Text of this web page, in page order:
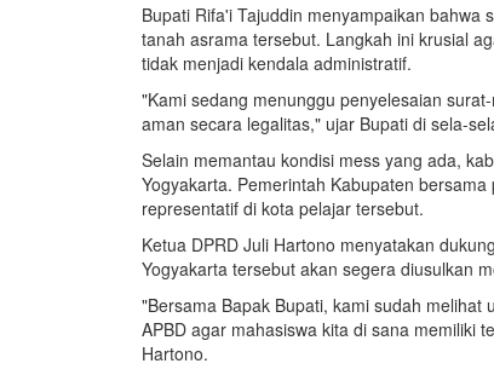
Bupati Rifa'i Tajuddin menyampaikan
tanah asrama tersebut. Langkah ini krusial
tidak menjadi kendala administratif.
"Kami sedang menunggu penyelesaian
aman secara legalitas," ujar Bupati di sela-
Selain memantau kondisi mess yang ada,
Yogyakarta. Pemerintah Kabupaten
representatif di kota pelajar tersebut.
Ketua DPRD Juli Hartono menyatakan
Yogyakarta tersebut akan segera diusulkan
"Bersama Bapak Bupati, kami sudah
APBD agar mahasiswa kita di sana memiliki
Hartono.